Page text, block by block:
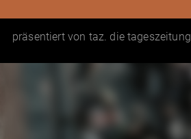
präsentiert von taz. die tageszeitung